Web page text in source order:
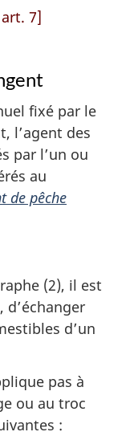
7]
fixé par le
l’agent des
par l’un ou
au
de pêche
(2), il est
d’échanger
d’un
pas à
ou au troc
: